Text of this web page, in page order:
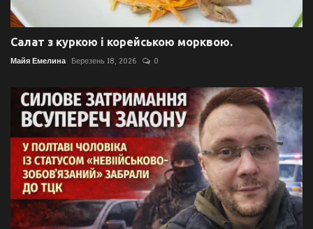
Салат з куркою і корейською морквою.
Майя Емелина Березень 18, 2026 0